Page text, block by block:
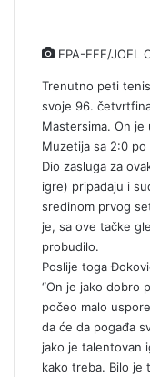
EPA-EFE/JOEL
Trenutno peti
svoje 96.
Mastersima. On
Muzetija sa 2:0
Dio zasluga za
igre) pripadaju i
sredinom prvog
je, sa ove tačke
probudilo.
Poslije toga
“On je jako dobro
počeo malo
da će da pogađa
jako je talentovan
kako treba. Bilo je